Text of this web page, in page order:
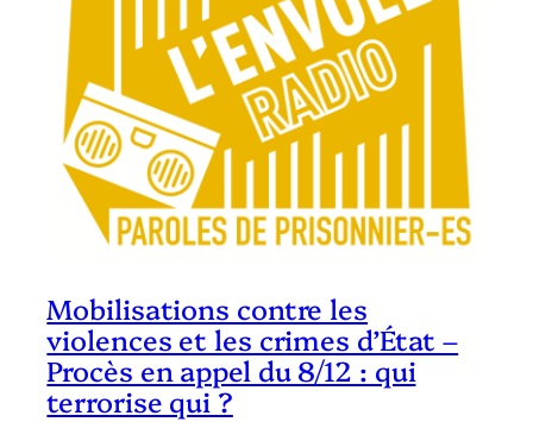
Mobilisations contre les
violences et les crimes d’État –
Procès en appel du 8/12 : qui
terrorise qui ?